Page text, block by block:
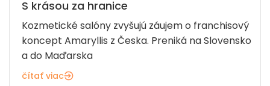
S krásou za hranice
Kozmetické salóny zvyšujú záujem o franchisový
koncept Amaryllis z Česka. Preniká na Slovensko
a do Maďarska
čítať viac